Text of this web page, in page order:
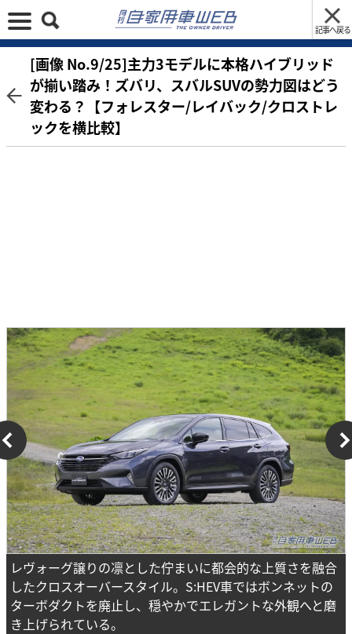
記事へ戻る
[画像 No.9/25]主力3モデルに本格ハイブリッド
が揃い踏み！ズバリ、スバルSUVの勢力図はどう
変わる？【フォレスター/レイバック/クロストレ
ックを横比較】
レヴォーグ譲りの凛とした佇まいに都会的な上質さを融合
したクロスオーバースタイル。S:HEV車ではボンネットの
ターボダクトを廃止し、穏やかでエレガントな外観へと磨
き上げられている。